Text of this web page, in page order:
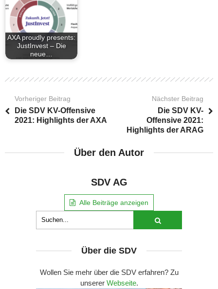
AXA proudly presents:
JustInvest – Die
neue…
Vorheriger Beitrag
Die SDV KV-Offensive
2021: Highlights der AXA
Nächster Beitrag
Die SDV KV-
Offensive 2021:
Highlights der ARAG
Über den Autor
SDV AG
Alle Beiträge anzeigen
Über die SDV
Wollen Sie mehr über die SDV erfahren? Zu
unserer Webseite.